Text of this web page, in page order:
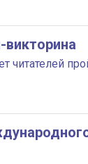
викторина
читателей